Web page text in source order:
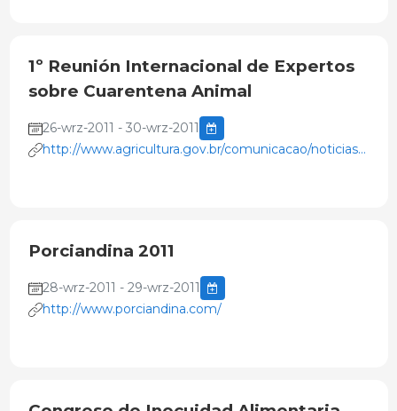
1º Reunión Internacional de Expertos
sobre Cuarentena Animal
26-wrz-2011 - 30-wrz-2011
http://www.agricultura.gov.br/comunicacao/noticias/2011/
Porciandina 2011
28-wrz-2011 - 29-wrz-2011
http://www.porciandina.com/